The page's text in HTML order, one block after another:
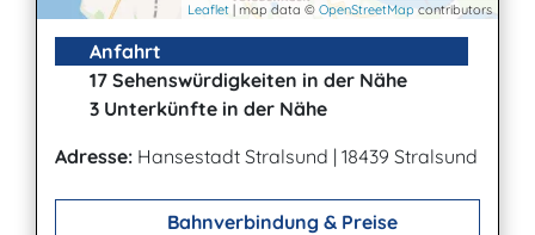
Leaflet | map data © OpenStreetMapcontributors
Anfahrt
17 Sehenswürdigkeiten in der Nähe
3 Unterkünfte in der Nähe
Adresse: Hansestadt Stralsund | 18439 Stralsund
Bahnverbindung & Preise